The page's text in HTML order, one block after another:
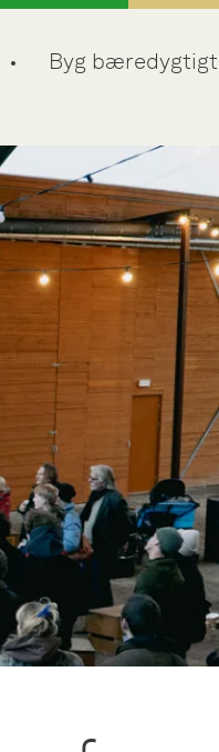
Byg bæredygtigt